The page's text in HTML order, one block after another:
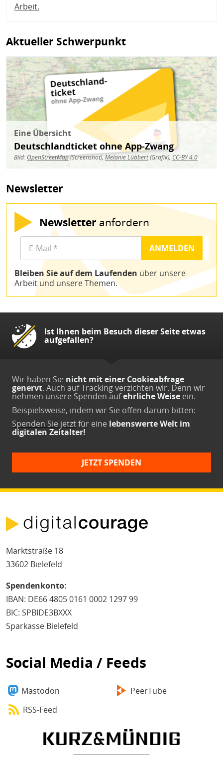
Arbeit.
Aktueller Schwerpunkt
Bild
Eine Übersicht
Deutschlandticket ohne App-Zwang
Bild: OpenStreetMap(Screenshot),Melanie Lübbert(Grafik), CC-BY 4.0
Newsletter
Newsletter anfordern
Bleiben Sie auf dem Laufenden über unsere
Arbeit und unsere Themen.
Ist Ihnen beim Besuch dieser Seite etwas
aufgefallen?
Wir haben Sie nicht mit einer Cookieabfrage
genervt. Auch auf Tracking verzichten wir. Denn wir
nehmen unsere Spenden aufehrliche Weise ein.
Beispielsweise, indem wir Sie offen darum bitten:
Spenden Sie jetztfür eine lebenswerte Welt im
digitalen Zeitalter!
JETZT SPENDEN
Marktstraße 18
33602 Bielefeld
Spendenkonto:
IBAN: DE66 4805 0161 0002 1297 99
BIC: SPBIDE3BXXX
Sparkasse Bielefeld
Social Media / Feeds
Mastodon
PeerTube
RSS-Feed